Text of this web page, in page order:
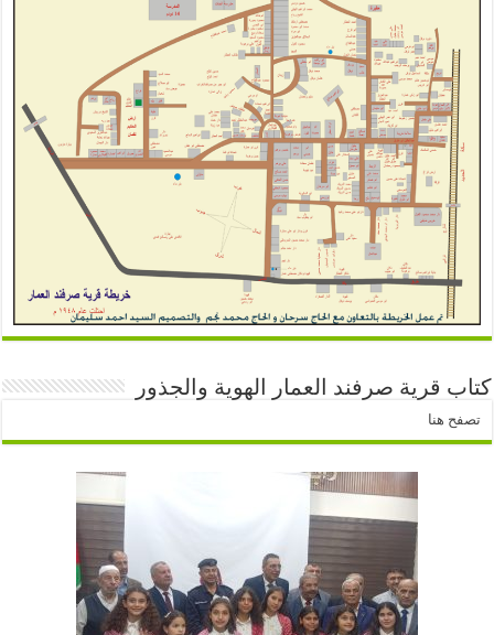
كتاب قرية صرفند العمار الهوية والجذور
تصفح هنا